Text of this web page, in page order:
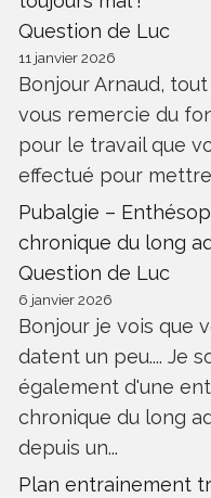
Question de Luc
11 janvier 2026
Bonjour Arnaud,
vous remercie du
pour le travail que
effectué pour
Pubalgie –
chronique du long
Question de Luc
6 janvier 2026
Bonjour je vois que
datent un peu.... Je
également d'une
chronique du long
depuis un...
Plan entrainement